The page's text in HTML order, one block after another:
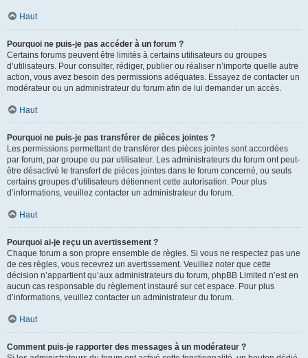
Haut
Pourquoi ne puis-je pas accéder à un forum ?
Certains forums peuvent être limités à certains utilisateurs ou groupes
d’utilisateurs. Pour consulter, rédiger, publier ou réaliser n’importe quelle autre
action, vous avez besoin des permissions adéquates. Essayez de contacter un
modérateur ou un administrateur du forum afin de lui demander un accès.
Haut
Pourquoi ne puis-je pas transférer de pièces jointes ?
Les permissions permettant de transférer des pièces jointes sont accordées
par forum, par groupe ou par utilisateur. Les administrateurs du forum ont peut-
être désactivé le transfert de pièces jointes dans le forum concerné, ou seuls
certains groupes d’utilisateurs détiennent cette autorisation. Pour plus
d’informations, veuillez contacter un administrateur du forum.
Haut
Pourquoi ai-je reçu un avertissement ?
Chaque forum a son propre ensemble de règles. Si vous ne respectez pas une
de ces règles, vous recevrez un avertissement. Veuillez noter que cette
décision n’appartient qu’aux administrateurs du forum, phpBB Limited n’est en
aucun cas responsable du règlement instauré sur cet espace. Pour plus
d’informations, veuillez contacter un administrateur du forum.
Haut
Comment puis-je rapporter des messages à un modérateur ?